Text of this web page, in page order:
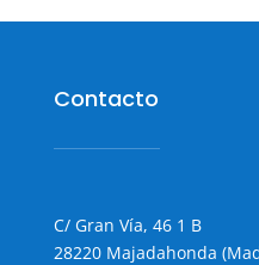
Contacto
C/ Gran Vía, 46 1 B
28220 Majadahonda